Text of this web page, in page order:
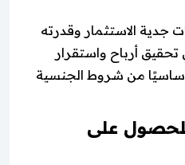
جدية الاستثمار وقدرته
أرباح واستقرار
من شروط الجنسية
على